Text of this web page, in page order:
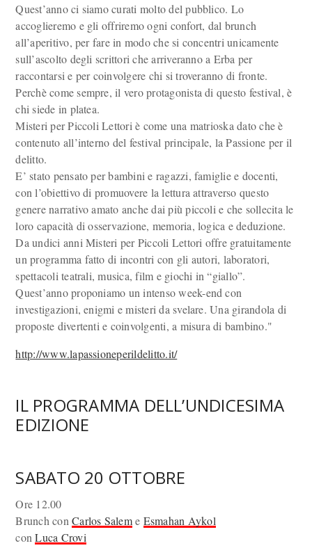
Quest’anno ci siamo curati molto del pubblico. Lo
accoglieremo e gli offriremo ogni confort, dal brunch
all’aperitivo, per fare in modo che si concentri unicamente
sull’ascolto degli scrittori che arriveranno a Erba per
raccontarsi e per coinvolgere chi si troveranno di fronte.
Perchè come sempre, il vero protagonista di questo festival, è
chi siede in platea.
Misteri per Piccoli Lettori è come una matrioska dato che è
contenuto all’interno del festival principale, la Passione per il
delitto.
E’ stato pensato per bambini e ragazzi, famiglie e docenti,
con l’obiettivo di promuovere la lettura attraverso questo
genere narrativo amato anche dai più piccoli e che sollecita le
loro capacità di osservazione, memoria, logica e deduzione.
Da undici anni Misteri per Piccoli Lettori offre gratuitamente
un programma fatto di incontri con gli autori, laboratori,
spettacoli teatrali, musica, film e giochi in “giallo”.
Quest’anno proponiamo un intenso week-end con
investigazioni, enigmi e misteri da svelare. Una girandola di
proposte divertenti e coinvolgenti, a misura di bambino."
http://www.lapassioneperildelitto.it/
IL PROGRAMMA DELL’UNDICESIMA
EDIZIONE
SABATO 20 OTTOBRE
Ore 12.00
Brunch conCarlos Saleme Esmahan Aykol
conLuca Crovi